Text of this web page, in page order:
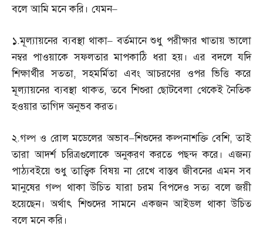
বলে আমি মনে করি। যেমন–
১.মূল্যায়নের ব্যবস্থা থাকা–বর্তমানে শুধু পরীক্ষার খাতায় ভালো
নম্বর পাওয়াকে সফলতার মাপকাঠি ধরা হয়। এর বদলে যদি
শিক্ষার্থীর সততা,সহমর্মিতা এবং আচরণের ওপর ভিত্তি করে
মূল্যায়নের ব্যবস্থা থাকত,তবে শিশুরা ছোটবেলা থেকেই নৈতিক
হওয়ার তাগিদ অনুভব করত।
২.গল্প ও রোল মডেলের অভাব–শিশুদের কল্পনাশক্তি বেশি,তাই
তারা আদর্শ চরিত্রগুলোকে অনুকরণ করতে পছন্দ করে। এজন্য
পাঠ্যবইয়ে শুধু তাত্ত্বিক বিষয় না রেখে বাস্তব জীবনের এমন সব
মানুষের গল্প থাকা উচিত যারা চরম বিপদেও সত্য বলে জয়ী
হয়েছেন। অর্থাৎ শিশুদের সামনে একজন আইডল থাকা উচিত
বলে মনে করি।